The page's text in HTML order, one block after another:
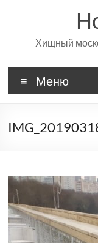
Хищный
Меню